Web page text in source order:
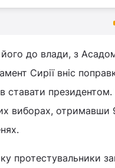
до влади, з
Сирії вніс
ставати
виборах, отримавши
протестувальники